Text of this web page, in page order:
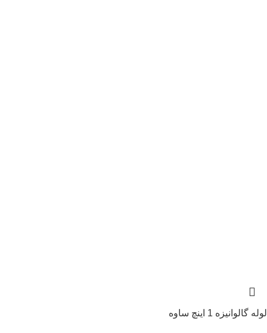
لوله گالوانیزه 1 اینچ ساوه